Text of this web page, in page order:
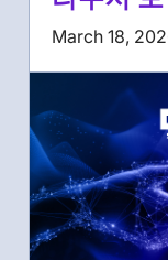
March 18,